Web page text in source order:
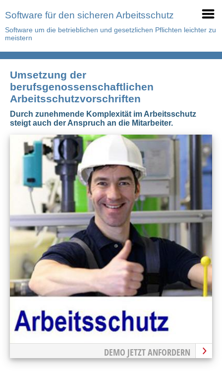
Software für den sicheren Arbeitsschutz
Software um die betrieblichen und gesetzlichen Pflichten leichter zu
meistern
Umsetzung der
berufsgenossenschaftlichen
Arbeitsschutzvorschriften
Durch zunehmende Komplexität im Arbeitsschutz
steigt auch der Anspruch an die Mitarbeiter.
DEMO JETZT ANFORDERN